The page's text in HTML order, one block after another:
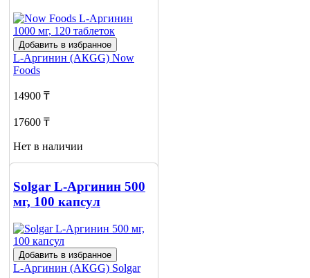
Добавить в избранное
L-Аргинин (АКGG) Now
Foods
14900 ₸
17600 ₸
Нет в наличии
о наличии
2
Solgar L-Аргинин 500
мг, 100 капсул
Добавить в избранное
L-Аргинин (АКGG) Solgar